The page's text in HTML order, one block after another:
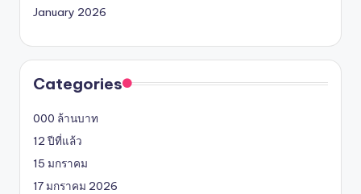
January 2026
Categories
000 ล้านบาท
12 ปีที่แล้ว
15 มกราคม
17 มกราคม 2026